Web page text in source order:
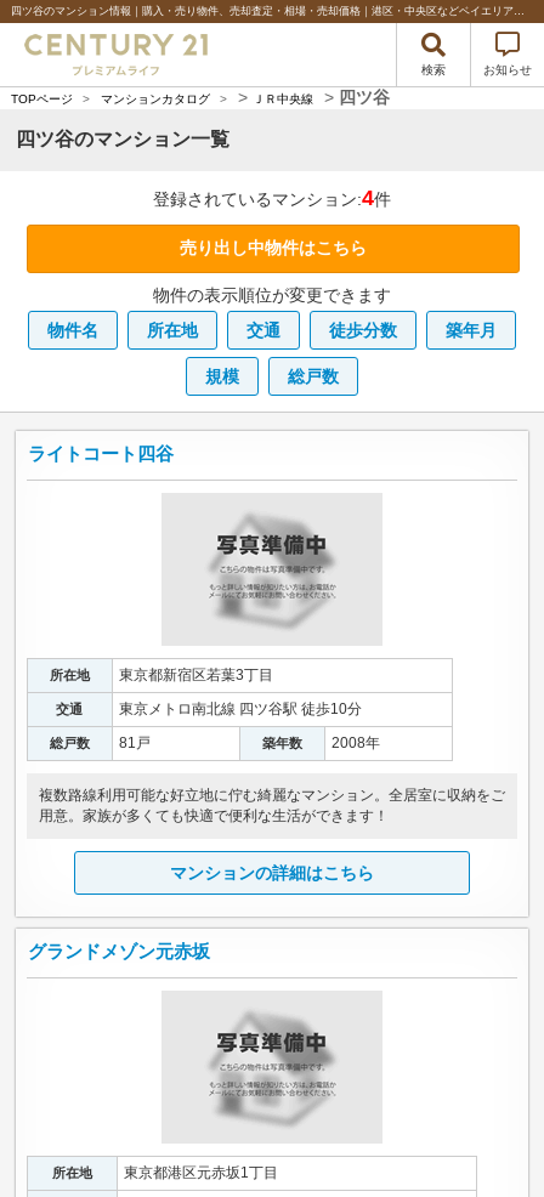
四ツ谷のマンション情報｜購入・売り物件、売却査定・相場・売却価格｜港区・中央区などベイエリアの不動産のことならセンチュリー21プレミアムライフ
検索 お知らせ
TOPページ > マンションカタログ > > ＪＲ中央線 > 四ツ谷
四ツ谷のマンション一覧
登録されているマンション:4件
売り出し中物件はこちら
物件の表示順位が変更できます
物件名
所在地 交通 徒歩分数 築年月
規模 総戸数
ライトコート四谷
所在地 東京都新宿区若葉3丁目
交通 東京メトロ南北線 四ツ谷駅 徒歩10分
総戸数 81戸 築年数 2008年
複数路線利用可能な好立地に佇む綺麗なマンション。全居室に収納をご
用意。家族が多くても快適で便利な生活ができます！
マンションの詳細はこちら
グランドメゾン元赤坂
所在地 東京都港区元赤坂1丁目